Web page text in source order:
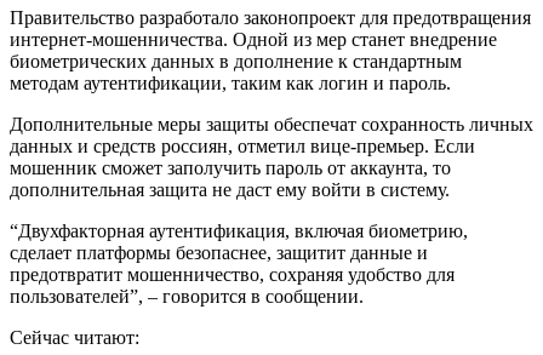
Правительство разработало законопроект для предотвращения
интернет-мошенничества. Одной из мер станет внедрение
биометрических данных в дополнение к стандартным
методам аутентификации, таким как логин и пароль.
Дополнительные меры защиты обеспечат сохранность личных
данных и средств россиян, отметил вице-премьер. Если
мошенник сможет заполучить пароль от аккаунта, то
дополнительная защита не даст ему войти в систему.
“Двухфакторная аутентификация, включая биометрию,
сделает платформы безопаснее, защитит данные и
предотвратит мошенничество, сохраняя удобство для
пользователей”, – говорится в сообщении.
Сейчас читают: